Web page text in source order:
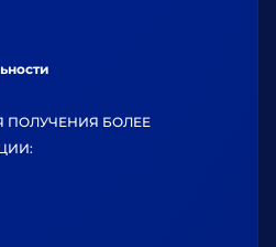
ПОЛУЧЕНИЯ БОЛЕЕ